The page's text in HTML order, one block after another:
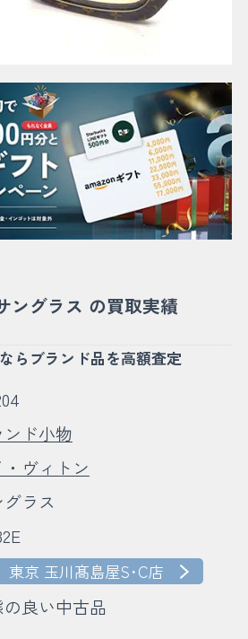
ングラス の買取実績
らブランド品を高額査定
ンド小物
ヴィトン
ラス
東京 玉川髙島屋S･C店
良い中古品